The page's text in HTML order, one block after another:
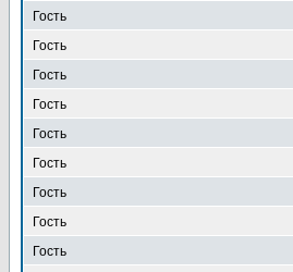
Гость
Гость
Гость
Гость
Гость
Гость
Гость
Гость
Гость